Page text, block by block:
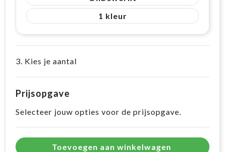
1
3. Kies je aantal
Prijsopgave
Selecteer jouw opties voor de prijsopgave.
Toevoegen aan winkelwagen